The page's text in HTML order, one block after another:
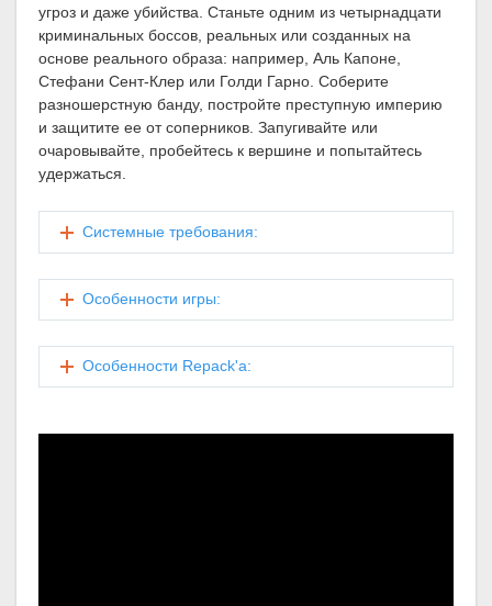
угроз и даже убийства. Станьте одним из четырнадцати
криминальных боссов, реальных или созданных на
основе реального образа: например, Аль Капоне,
Стефани Сент-Клер или Голди Гарно. Соберите
разношерстную банду, постройте преступную империю
и защитите ее от соперников. Запугивайте или
очаровывайте, пробейтесь к вершине и попытайтесь
удержаться.
Системные требования:
Особенности игры:
Особенности Repack'a: